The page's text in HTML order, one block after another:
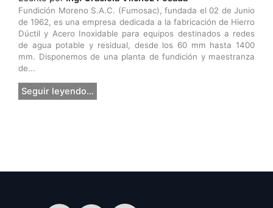
Fundición Moreno S.A.C. (Fumosac), fundada el 02 de Junio
de 1962, es una empresa dedicada a la fabricación de Hierro
Dúctil y Acero Inoxidable para equipos destinados a redes
de agua potable y residual, desde los 60 mm hasta 1400
mm. Disponemos de una planta de fundición y maestranza
de...
Seguir leyendo...